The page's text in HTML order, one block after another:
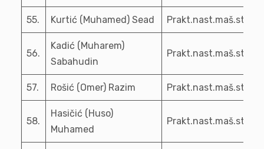
55. Kurtić (Muhamed) Sead Prakt.nast.maš.st
56.
Kadić (Muharem)
Sabahudin
Prakt.nast.maš.st
57. Rošić (Omer) Razim Prakt.nast.maš.st
58.
Hasičić (Huso)
Muhamed
Prakt.nast.maš.st